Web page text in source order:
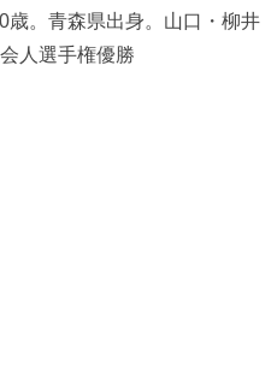
。青森県出身。山口・柳井
人選手権優勝